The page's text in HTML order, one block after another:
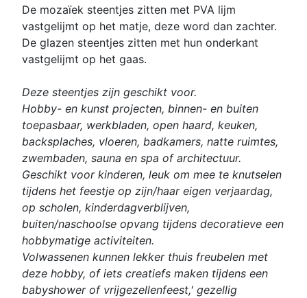
De mozaïek steentjes zitten met PVA lijm
vastgelijmt op het matje, deze word dan zachter.
De glazen steentjes zitten met hun onderkant
vastgelijmt op het gaas.
Deze steentjes zijn geschikt voor.
Hobby- en kunst projecten, binnen- en buiten
toepasbaar, werkbladen, open haard, keuken,
backsplaches, vloeren, badkamers, natte ruimtes,
zwembaden, sauna en spa of architectuur.
Geschikt voor kinderen, leuk om mee te knutselen
tijdens het feestje op zijn/haar eigen verjaardag,
op scholen, kinderdagverblijven,
buiten/naschoolse opvang tijdens decoratieve een
hobbymatige activiteiten.
Volwassenen kunnen lekker thuis freubelen met
deze hobby, of iets creatiefs maken tijdens een
babyshower of vrijgezellenfeest,' gezellig